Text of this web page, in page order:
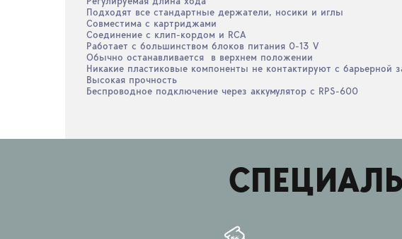
Подходят все стандартные держатели, носики и иглы
Совместима с картриджами
Соединение с клип-кордом и RCA
Работает с большинством блоков питания 0-13 V
Обычно останавливается в верхнем положении
Никакие пластиковые компоненты не контактируют с барьерной
Высокая прочность
Беспроводное подключение через аккумулятор с RPS-600